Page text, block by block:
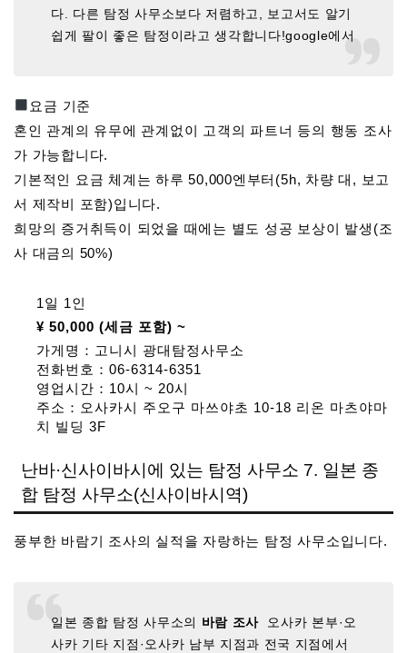
다. 다른 탐정 사무소보다 저렴하고, 보고서도 알기
쉽게 팔이 좋은 탐정이라고 생각합니다!google에서
요금 기준
혼인 관계의 유무에 관계없이 고객의 파트너 등의 행동 조사
가 가능합니다.
기본적인 요금 체계는 하루 50,000엔부터(5h, 차량 대, 보고
서 제작비 포함)입니다.
희망의 증거취득이 되었을 때에는 별도 성공 보상이 발생(조
사 대금의 50%)
1일 1인
¥ 50,000 (세금 포함) ~
가게명：고니시 광대탐정사무소
전화번호：06-6314-6351
영업시간：10시 ~ 20시
주소：오사카시 주오구 마쓰야초 10-18 리온 마츠야마
치 빌딩 3F
난바·신사이바시에 있는 탐정 사무소 7. 일본 종
합 탐정 사무소(신사이바시역)
풍부한 바람기 조사의 실적을 자랑하는 탐정 사무소입니다.
일본 종합 탐정 사무소의 바람 조사 오사카 본부·오
사카 기타 지점·오사카 남부 지점과 전국 지점에서